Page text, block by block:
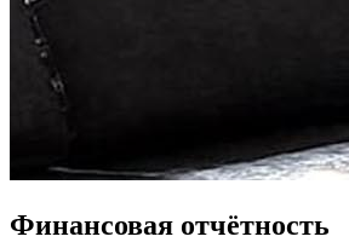
Финансовая отчётность